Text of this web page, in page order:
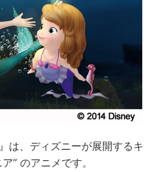
は、ディズニーが展開するキ
” のアニメです。